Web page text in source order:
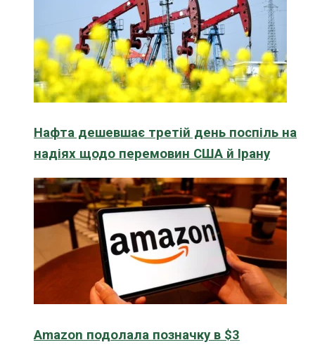
Нафта дешевшає третій день поспіль на
надіях щодо перемовин США й Ірану
Amazon подолала позначку в $3